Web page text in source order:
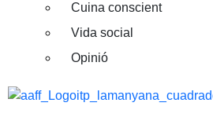
Cuina conscient
Vida social
Opinió